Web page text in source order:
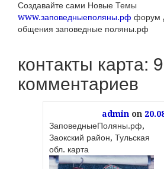
Создавайте сами Новые Темы
www.заповедныеполяны.рф форум
общения заповедные поляны.рф
контакты карта: 9
комментариев
admin on
ЗаповедныеПоляны.рф,
Заокский район, Тульская
обл. карта